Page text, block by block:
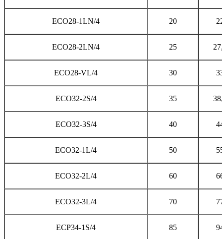
ECO28-1LN/4 20
ECO28-2LN/4 25
ECO28-VL/4 30
ECO32-2S/4 35
ECO32-3S/4 40
ECO32-1L/4 50
ECO32-2L/4 60
ECO32-3L/4 70
ECP34-1S/4 85